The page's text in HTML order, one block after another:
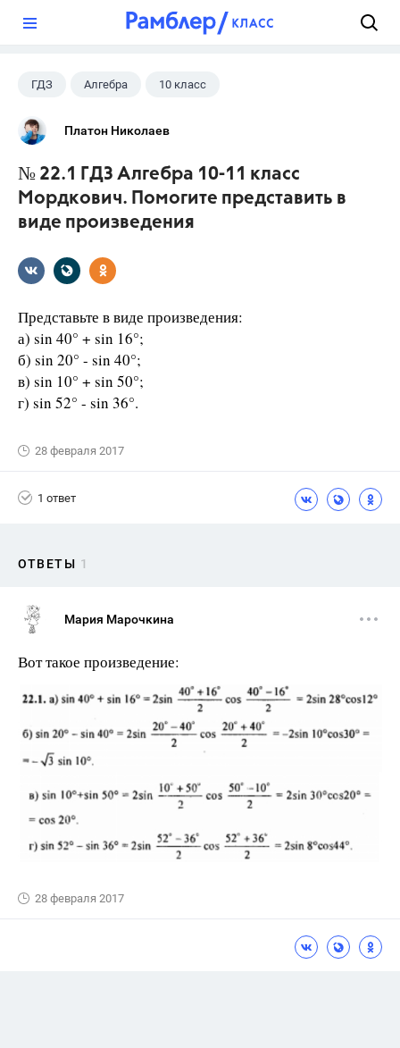
ГДЗ Алгебра 10 класс
11 класс
Платон Николаев
№ 22.1 ГДЗ Алгебра 10-11 класс
Мордкович. Помогите представить в
виде произведения
Представьте в виде произведения:
а) sin 40° + sin 16°;
б) sin 20° - sin 40°;
в) sin 10° + sin 50°;
г) sin 52° - sin 36°.
28 февраля 2017
1 ответ
ОТВЕТЫ 1
Мария Марочкина
Вот такое произведение:
28 февраля 2017